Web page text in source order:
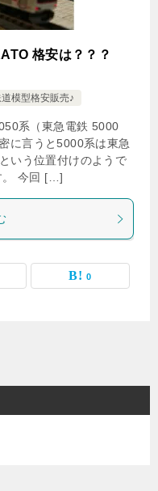
格安は？？？
模型格安販売♪
系（東急電鉄 5000
に言うと5000系は東急
いう位置付けのようで
。 今回 […]
0